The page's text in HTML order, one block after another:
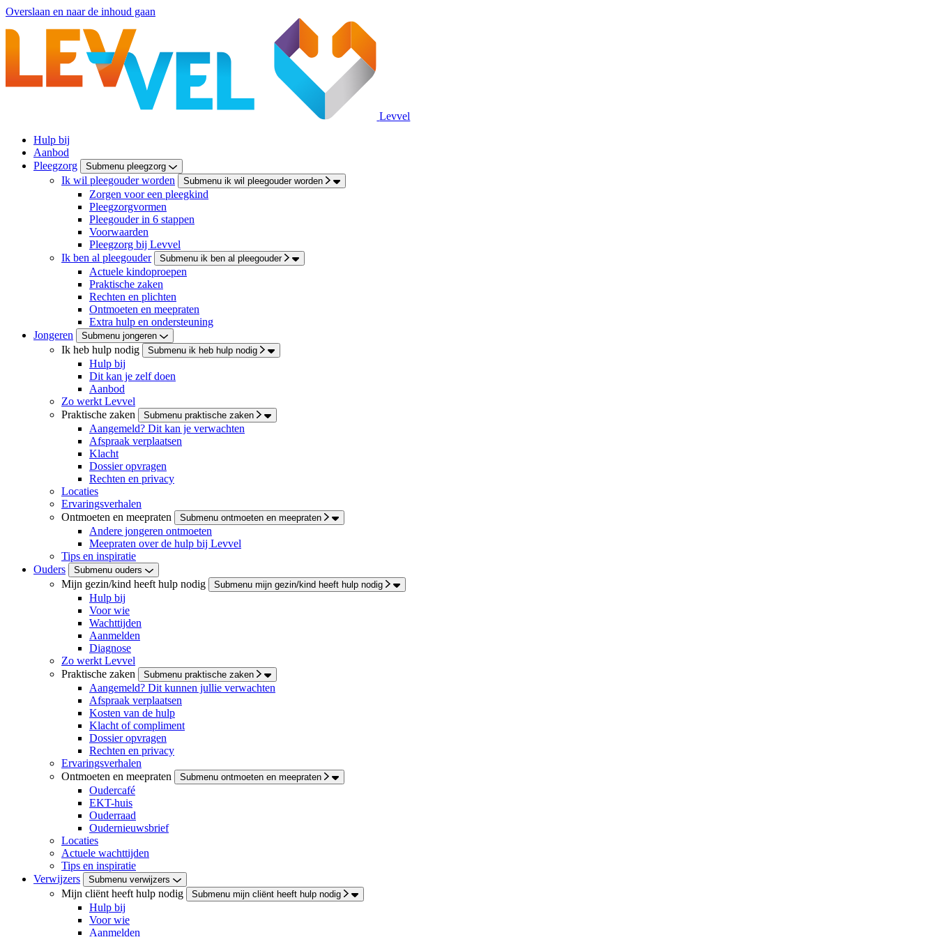
Overslaan en naar de inhoud gaan
Levvel
Hulp bij
Aanbod
Pleegzorg
Submenu pleegzorg
Ik wil pleegouder worden Submenu ik wil pleegouder worden
Zorgen voor een pleegkind
Pleegzorgvormen
Pleegouder in 6 stappen
Voorwaarden
Pleegzorg bij Levvel
Ik ben al pleegouder
Submenu ik ben al pleegouder
Actuele kindoproepen
Praktische zaken
Rechten en plichten
Ontmoeten en meepraten
Extra hulp en ondersteuning
Jongeren
Submenu jongeren
Ik heb hulp nodig Submenu ik heb hulp nodig
Hulp bij
Dit kan je zelf doen
Aanbod
Zo werkt Levvel
Praktische zaken
Submenu praktische zaken
Aangemeld? Dit kan je verwachten
Afspraak verplaatsen
Klacht
Dossier opvragen
Rechten en privacy
Locaties
Ervaringsverhalen
Ontmoeten en meepraten
Submenu ontmoeten en meepraten
Andere jongeren ontmoeten
Meepraten over de hulp bij Levvel
Tips en inspiratie
Ouders
Submenu ouders
Mijn gezin/kind heeft hulp nodig Submenu mijn gezin/kind heeft hulp nodig
Hulp bij
Voor wie
Wachttijden
Aanmelden
Diagnose
Zo werkt Levvel
Praktische zaken
Submenu praktische zaken
Aangemeld? Dit kunnen jullie verwachten
Afspraak verplaatsen
Kosten van de hulp
Klacht of compliment
Dossier opvragen
Rechten en privacy
Ervaringsverhalen
Ontmoeten en meepraten
Submenu ontmoeten en meepraten
Oudercafé
EKT-huis
Ouderraad
Oudernieuwsbrief
Locaties
Actuele wachttijden
Tips en inspiratie
Verwijzers
Submenu verwijzers
Mijn cliënt heeft hulp nodig Submenu mijn cliënt heeft hulp nodig
Hulp bij
Voor wie
Aanmelden